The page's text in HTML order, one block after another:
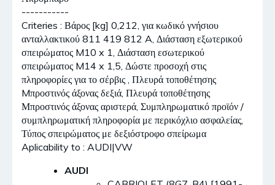
-----------
Criteries : Βάρος [kg] 0,212, για κωδικό γνήσιου
ανταλλακτικού 811 419 812 A, Διάσταση εξωτερικού
σπειρώματος M10 x 1, Διάσταση εσωτερικού
σπειρώματος M14 x 1,5, Δώστε προσοχή στις
πληροφορίες για το σέρβις , Πλευρά τοποθέτησης
Mπροστινός άξονας δεξιά, Πλευρά τοποθέτησης
Μπροστινός άξονας αριστερά, Συμπληρωματικό προϊόν /
συμπληρωματική πληροφορία με περικόχλιο ασφαλείας,
Τύπος σπειρώματος με δεξιόστροφο σπείρωμα
Aplicability to : AUDI|VW
AUDI